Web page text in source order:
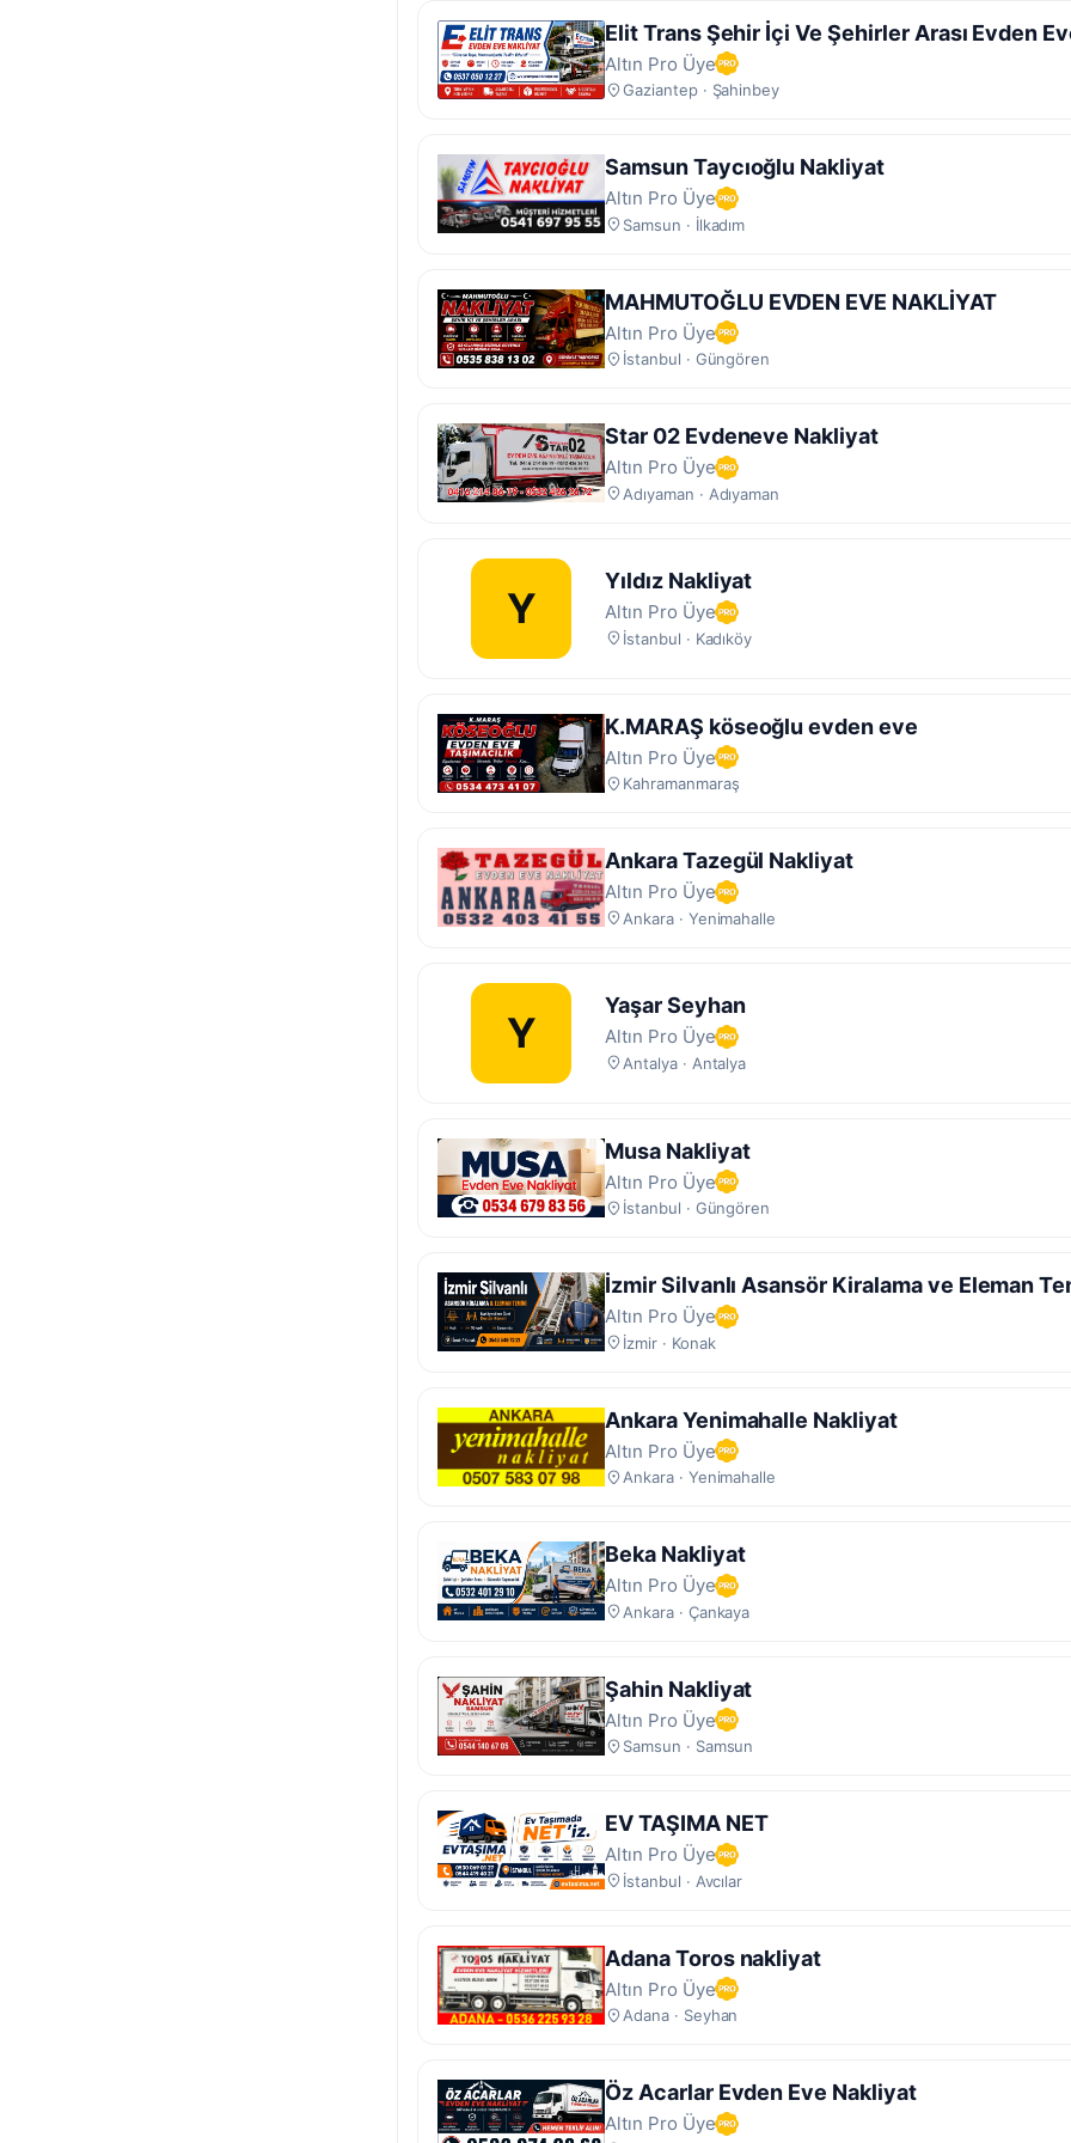
Elit Trans Şehir İçi Ve Şehirler Arası Evden
Nakliyat
Altın Pro Üye
Gaziantep · Şahinbey
Samsun Taycıoğlu Nakliyat
Altın Pro Üye
Samsun · İlkadım
MAHMUTOĞLU EVDEN EVE NAKLİYAT
Altın Pro Üye
İstanbul · Güngören
Star 02 Evdeneve Nakliyat
Altın Pro Üye
Adıyaman · Adıyaman
Y
Yıldız Nakliyat
Altın Pro Üye
İstanbul · Kadıköy
K.MARAŞ köseoğlu evden eve
Altın Pro Üye
Kahramanmaraş
Ankara Tazegül Nakliyat
Altın Pro Üye
Ankara · Yenimahalle
Y
Yaşar Seyhan
Altın Pro Üye
Antalya · Antalya
Musa Nakliyat
Altın Pro Üye
İstanbul · Güngören
İzmir Silvanlı Asansör Kiralama ve Eleman
Altın Pro Üye
İzmir · Konak
Ankara Yenimahalle Nakliyat
Altın Pro Üye
Ankara · Yenimahalle
Beka Nakliyat
Altın Pro Üye
Ankara · Çankaya
Şahin Nakliyat
Altın Pro Üye
Samsun · Samsun
EV TAŞIMA NET
Altın Pro Üye
İstanbul · Avcılar
Adana Toros nakliyat
Altın Pro Üye
Adana · Seyhan
Öz Acarlar Evden Eve Nakliyat
Altın Pro Üye